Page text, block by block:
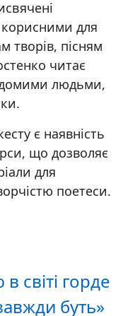
для
творів, пісням
читає
людьми,
є наявність
що дозволяє
для
поетеси.
світі горде
буть»